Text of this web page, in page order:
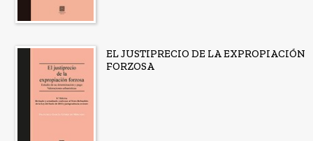
EL JUSTIPRECIO DE LA EXPROPIACIÓN
FORZOSA